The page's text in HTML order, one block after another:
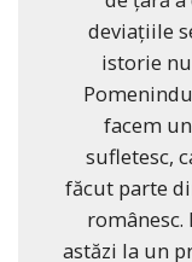
deviațiile
istorie
facem
sufletesc,
făcut parte
românesc.
astăzi la un